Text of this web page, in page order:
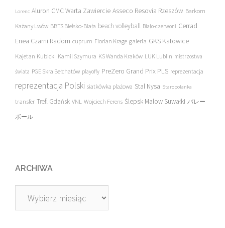
Lorenc Aluron CMC Warta Zawiercie Asseco Resovia Rzeszów Barkom
Każany Lwów BBTS Bielsko-Biała beach volleyball Biało-czerwoni Cerrad
Enea Czarni Radom cuprum Florian Krage galeria GKS Katowice
Kajetan Kubicki Kamil Szymura KS Wanda Kraków LUK Lublin mistrzostwa
świata PGE Skra Bełchatów playoffy PreZero Grand Prix PLS reprezentacja
reprezentacja Polski siatkówka plażowa Stal Nysa Staropolanka
transfer Trefl Gdańsk VNL Wojciech Ferens Ślepsk Malow Suwałki バレー
ボール
ARCHIWA
Archiwa